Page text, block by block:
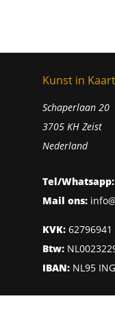
Kunst in Kaart
Schaperlaan 20
3705 KH Zeist
Nederland
Tel/Whatsapp:
Mail ons:
KVK: 62796941
Btw:
IBAN: NL95